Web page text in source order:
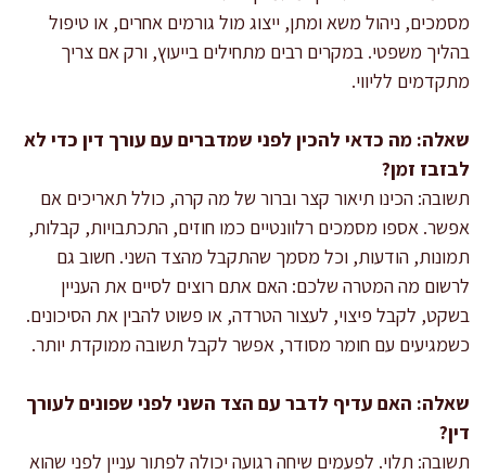
מסמכים, ניהול משא ומתן, ייצוג מול גורמים אחרים, או טיפול
בהליך משפטי. במקרים רבים מתחילים בייעוץ, ורק אם צריך
מתקדמים לליווי.
שאלה: מה כדאי להכין לפני שמדברים עם עורך דין כדי לא
לבזבז זמן?
תשובה: הכינו תיאור קצר וברור של מה קרה, כולל תאריכים אם
אפשר. אספו מסמכים רלוונטיים כמו חוזים, התכתבויות, קבלות,
תמונות, הודעות, וכל מסמך שהתקבל מהצד השני. חשוב גם
לרשום מה המטרה שלכם: האם אתם רוצים לסיים את העניין
בשקט, לקבל פיצוי, לעצור הטרדה, או פשוט להבין את הסיכונים.
כשמגיעים עם חומר מסודר, אפשר לקבל תשובה ממוקדת יותר.
שאלה: האם עדיף לדבר עם הצד השני לפני שפונים לעורך
דין?
תשובה: תלוי. לפעמים שיחה רגועה יכולה לפתור עניין לפני שהוא